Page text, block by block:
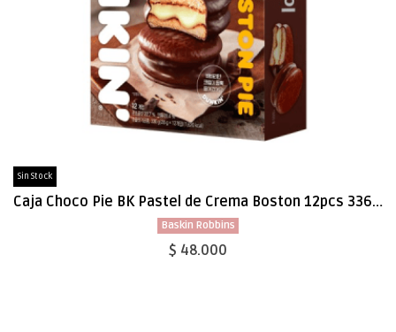
Sin Stock
Caja Choco Pie BK Pastel de Crema Boston 12pcs 336g x 8
Baskin Robbins
$ 48.000